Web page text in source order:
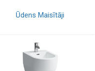
Ūdens Maisītāji